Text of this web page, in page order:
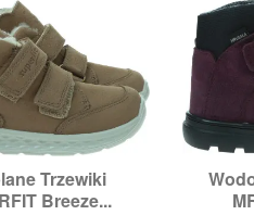
Trzewiki
Breeze...
podgląd
24,25,26,27
